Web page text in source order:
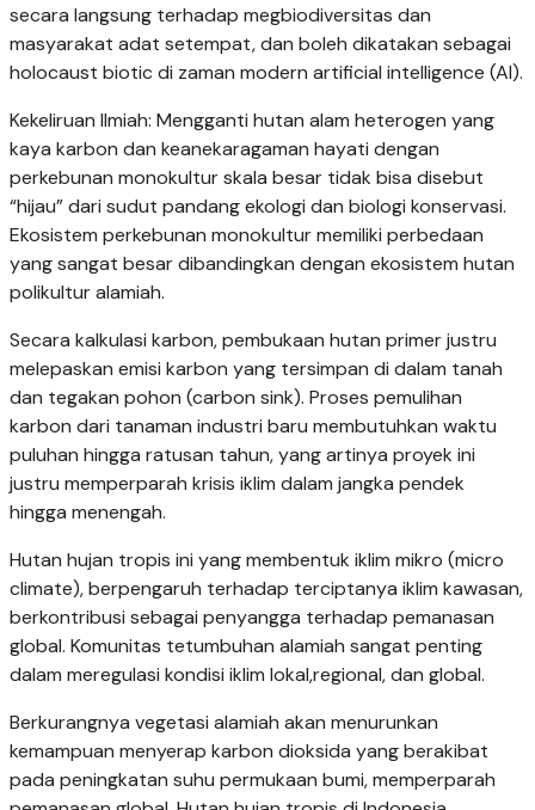
secara langsung terhadap megbiodiversitas dan
masyarakat adat setempat, dan boleh dikatakan sebagai
holocaust biotic di zaman modern artificial intelligence (AI).
Kekeliruan Ilmiah: Mengganti hutan alam heterogen yang
kaya karbon dan keanekaragaman hayati dengan
perkebunan monokultur skala besar tidak bisa disebut
“hijau” dari sudut pandang ekologi dan biologi konservasi.
Ekosistem perkebunan monokultur memiliki perbedaan
yang sangat besar dibandingkan dengan ekosistem hutan
polikultur alamiah.
Secara kalkulasi karbon, pembukaan hutan primer justru
melepaskan emisi karbon yang tersimpan di dalam tanah
dan tegakan pohon (carbon sink). Proses pemulihan
karbon dari tanaman industri baru membutuhkan waktu
puluhan hingga ratusan tahun, yang artinya proyek ini
justru memperparah krisis iklim dalam jangka pendek
hingga menengah.
Hutan hujan tropis ini yang membentuk iklim mikro (micro
climate), berpengaruh terhadap terciptanya iklim kawasan,
berkontribusi sebagai penyangga terhadap pemanasan
global. Komunitas tetumbuhan alamiah sangat penting
dalam meregulasi kondisi iklim lokal,regional, dan global.
Berkurangnya vegetasi alamiah akan menurunkan
kemampuan menyerap karbon dioksida yang berakibat
pada peningkatan suhu permukaan bumi, memperparah